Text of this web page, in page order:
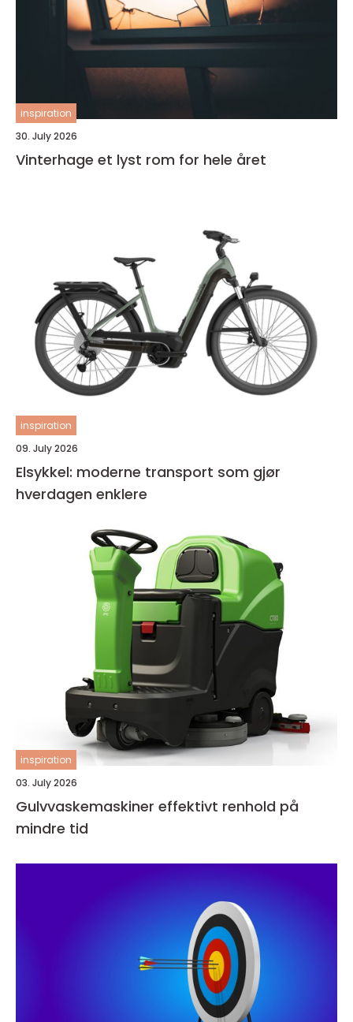
inspiration
30. July 2026
Vinterhage et lyst rom for hele året
inspiration
09. July 2026
Elsykkel: moderne transport som gjør
hverdagen enklere
inspiration
03. July 2026
Gulvvaskemaskiner effektivt renhold på
mindre tid